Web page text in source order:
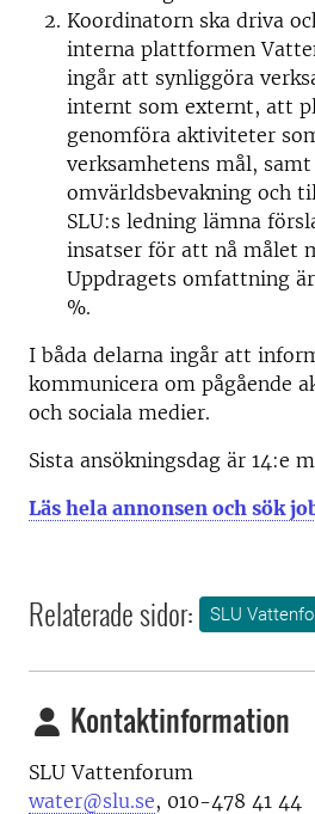
Koordinatorn ska driva
interna plattformen
ingår att synliggöra
internt som externt, att
genomföra aktiviteter
verksamhetens mål,
omvärldsbevakning och
SLU:s ledning lämna
insatser för att nå målet
Uppdragets omfattning
%.
I båda delarna ingår att
kommunicera om pågående
och sociala medier.
Sista ansökningsdag är 14:e
Läs hela annonsen och sök
Relaterade sidor: SLU
Kontaktinformation
SLU Vattenforum
water@slu.se, 010-478 41 44